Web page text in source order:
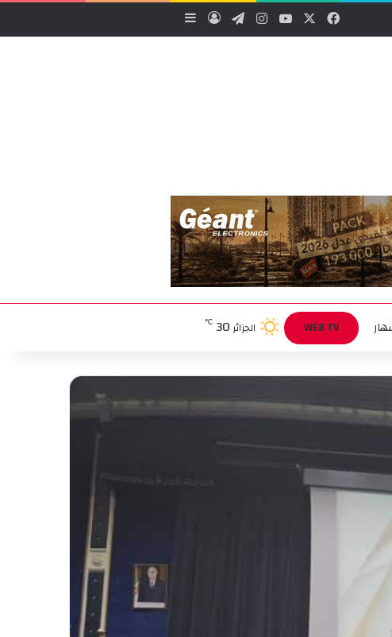
فيسبوك ‫YouTubeانستقرامتيلقرامتسجيل الدخول
WEB TV الجزائر 30
℃